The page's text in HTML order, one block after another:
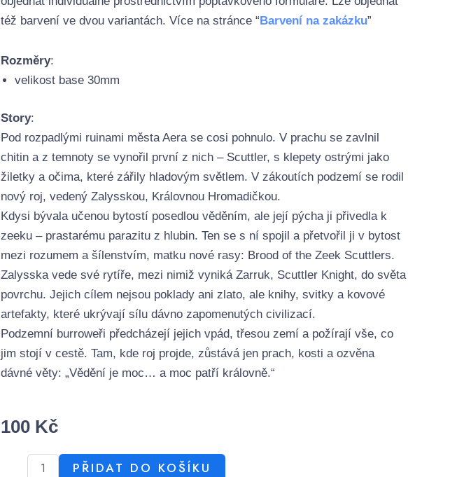
též barvení ve dvou variantách. Více na stránce “Barvení na zakázku”
Rozměry:
velikost base 30mm
Story:
Pod rozpadlými ruinami města Aera se cosi pohnulo. V prachu se zavlnil
chitin a z temnoty se vynořil první z nich – Scuttler, s klepety ostrými jako
žiletky a očima, které zářily hladovým světlem. V zákoutích podzemí se rodil
nový roj, vedený Zalysskou, Královnou Hromadičkou.
Kdysi bývala učenou bytostí posedlou věděním, ale její pýcha ji přivedla k
zeeku – prastarému parazitu z hlubin. Ten se s ní spojil a přetvořil ji v bytost
mezi rozumem a šílenstvím, matku nové rasy: Brood of the Zeek Scuttlers.
Zalysska vede své rytíře, mezi nimiž vyniká Zarruk, Scuttler Knight, do světa
povrchu. Jejich cílem nejsou poklady ani zlato, ale knihy, svitky a kovové
artefakty, které ukrývají sílu dávno zapomenutých civilizací.
Podzemní burroweři předcházejí jejich vpád, třesou zemí a požírají vše, co
jim stojí v cestě. Tam, kde roj projde, zůstává jen prach, kosti a ozvěna
dávné věty: „Vědění je moc… a moc patří královně.“
100 Kč
PŘIDAT DO KOŠÍKU